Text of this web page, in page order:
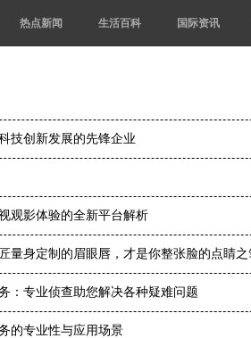
热点新闻 生活百科 国际资讯
技创新发展的先锋企业
观影体验的全新平台解析
量身定制的眉眼唇，才是你整张脸的点睛
：专业侦查助您解决各种疑难问题
的专业性与应用场景